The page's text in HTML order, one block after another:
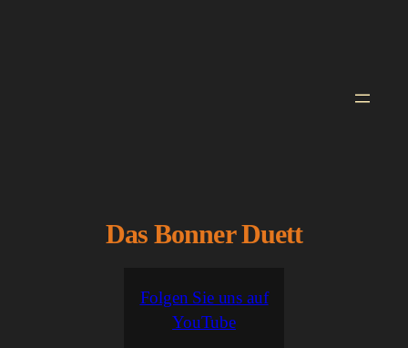
Das Bonner Duett
Folgen Sie uns auf
YouTube